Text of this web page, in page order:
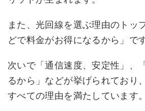
また、光回線を選ぶ理由のトッ
どで料金がお得になるから」です
次いで「通信速度、安定性」、
るから」などが挙げられており
すべての理由を満たしています。